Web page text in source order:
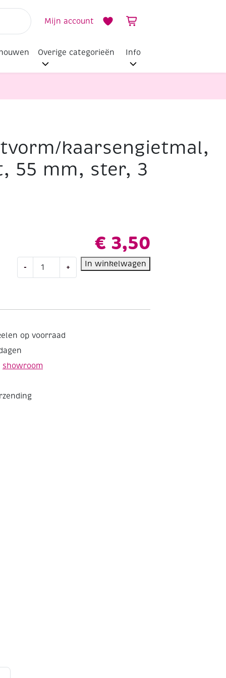
Mijn account
Overige categorieën Info
kaarsengietmal,
55 mm, ster, 3
€ 3,50
-
Kaarsengietvorm/kaarsengietmal,
waxinelicht,
aantal
+ In winkelwagen
op voorraad
showroom